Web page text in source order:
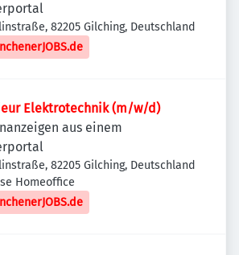
82205 Gilching, Deutschland
Elektrotechnik (m/w/d)
aus einem
82205 Gilching, Deutschland
Homeoffice